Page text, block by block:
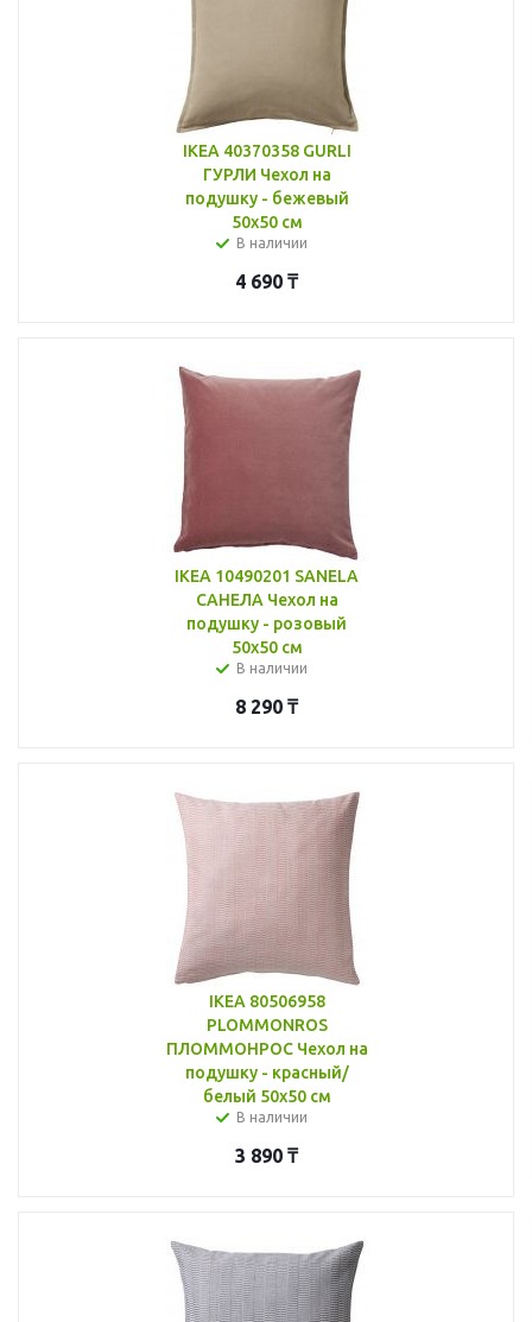
IKEA 40370358 GURLI
ГУРЛИ Чехол на
подушку - бежевый
50x50 см
В наличии
4 690 ₸
IKEA 10490201 SANELA
САНЕЛА Чехол на
подушку - розовый
50x50 см
В наличии
8 290 ₸
IKEA 80506958
PLOMMONROS
ПЛОММОНРОС Чехол на
подушку - красный/
белый 50x50 см
В наличии
3 890 ₸